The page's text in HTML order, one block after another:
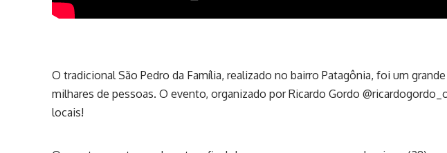
O tradicional São Pedro da Família, realizado no bairro Patagônia, foi um
milhares de pessoas. O evento, organizado por Ricardo Gordo
locais!